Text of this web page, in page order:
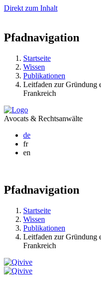
Direkt zum Inhalt
Pfadnavigation
Startseite
Wissen
Publikationen
Leitfaden zur Gründung
Frankreich
Avocats & Rechtsanwälte
de
fr
en
Pfadnavigation
Startseite
Wissen
Publikationen
Leitfaden zur Gründung
Frankreich